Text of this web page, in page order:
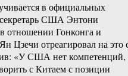
в официальных
США Энтони
отношении Гонконга и
Цзечи отреагировал на это
«У США нет компетенций,
с Китаем с позиции